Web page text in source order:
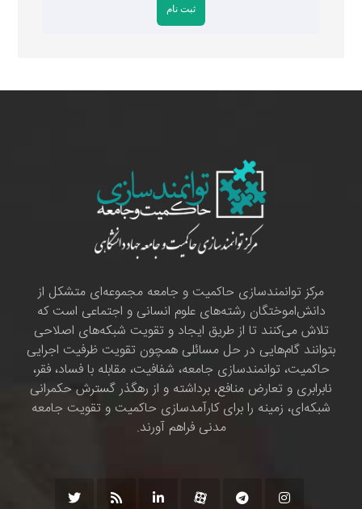
مرکز توانمندسازی حاکمیت و جامعه مجموعه‌ای متشکل از
دانش‌اموختگان رشته‌های علوم انسانی و اجتماعی است که
تلاش می‌کنند تا از طریق ایجاد و تقویت شبکه‌های اصلاحی
بتوانند گام‌هایی در حل مسائلی همچون تقویت ظرفیت اجرایی
حاکمیت، توانمندسازی جامعه، شفافیت، مقابله با فساد، فقر،
نابرابری و تعارض منافع، برداشته و از رهگذر گسترش حکمرانی
شبکه‌ای، زمینه را برای کارآمدسازی حاکمیت و تقویت جامعه
مدنی فراهم آورند.